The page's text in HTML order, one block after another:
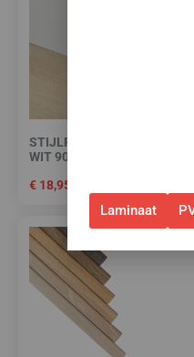
STIJLPLINT AMSTERDAM
WIT 9010 FOLIE 12 CM.
€ 18,95
Laminaat